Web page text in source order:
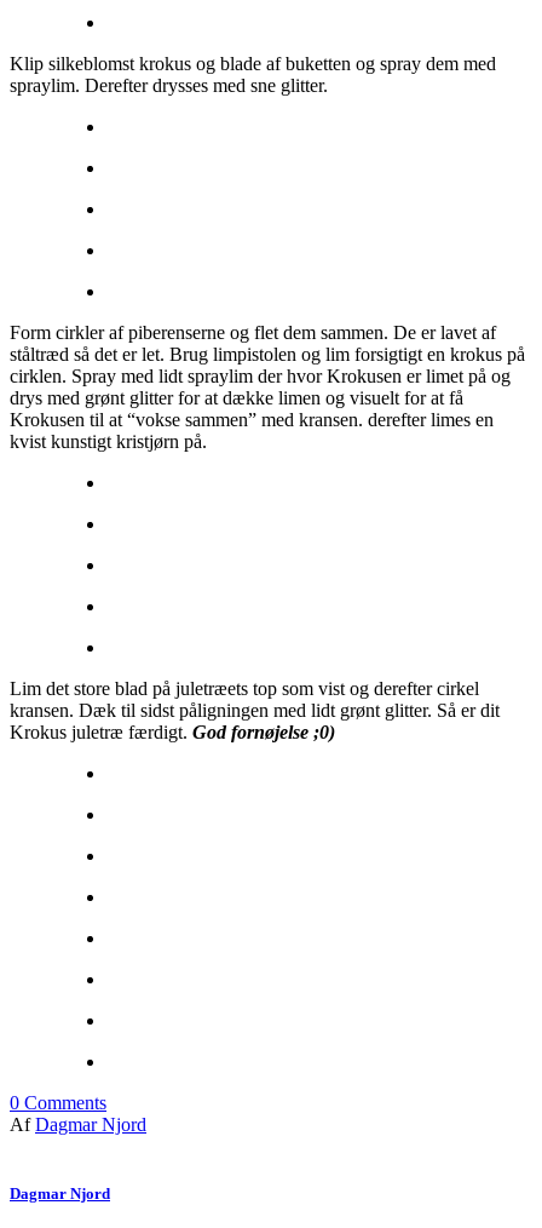
Klip silkeblomst krokus og blade af buketten og spray dem med
spraylim. Derefter drysses med sne glitter.
Form cirkler af piberenserne og flet dem sammen. De er lavet af
ståltræd så det er let. Brug limpistolen og lim forsigtigt en krokus på
cirklen. Spray med lidt spraylim der hvor Krokusen er limet på og
drys med grønt glitter for at dække limen og visuelt for at få
Krokusen til at “vokse sammen” med kransen. derefter limes en
kvist kunstigt kristjørn på.
Lim det store blad på juletræets top som vist og derefter cirkel
kransen. Dæk til sidst påligningen med lidt grønt glitter. Så er dit
Krokus juletræ færdigt. God fornøjelse ;0)
0 Comments
Af Dagmar Njord
Dagmar Njord